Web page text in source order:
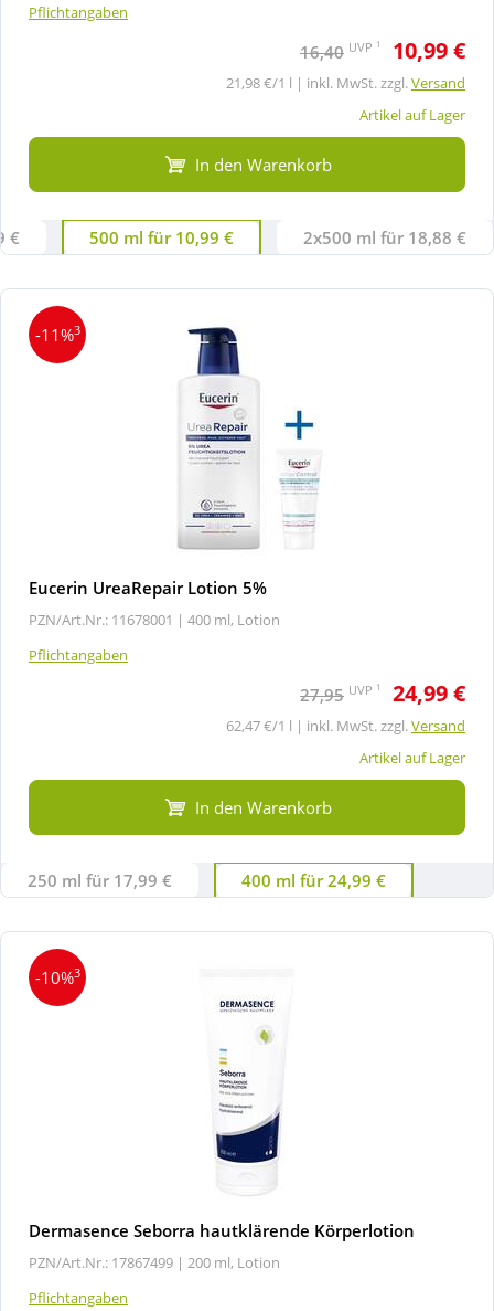
Pflichtangaben
16,40 UVP 1 10,99 €
21,98 €/1 l | inkl. MwSt. zzgl.Versand
Artikel auf Lager
In den Warenkorb
€ 500 ml für 10,99 € 2x500 ml für 18,88 €
-11%3
Eucerin UreaRepair Lotion 5%
PZN/Art.Nr.: 11678001 | 400 ml, Lotion
Pflichtangaben
27,95 UVP 1 24,99 €
62,47 €/1 l | inkl. MwSt. zzgl.Versand
Artikel auf Lager
In den Warenkorb
250 ml für 17,99 € 400 ml für 24,99 €
-10%3
Dermasence Seborra hautklärende Körperlotion
PZN/Art.Nr.: 17867499 | 200 ml, Lotion
Pflichtangaben